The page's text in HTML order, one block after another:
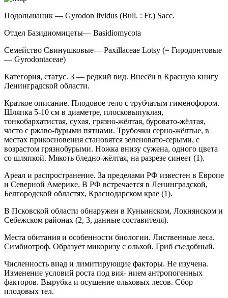
Подольшаник — Gyrodon lividus (Bull. : Fr.) Sacc.
Отдел Базидиомицеты— Basidiomycota
Семейство Свинушковые— Paxillaceae Lotsy (= Гиродонтовые
— Gyrodontaceae)
Категория, статус. 3 — редкий вид. Внесён в Красную книгу
Ленинградской обла­сти.
Краткое описание. Плодовое тело с трубчатым гименофором.
Шляпка 5-10 см в диаметре, плоско­выпуклая,
тонкобархатистая, сухая, грязно-жёлтая, буровато-жёлтая,
часто с ржаво-бурыми пятнами. Трубочки серно-жёлтые, в
местах прикосновения становятся зеленовато-серыми, с
возрастом грязно­бурыми. Ножка внизу сужена, одного цвета
со шляп­кой. Мякоть бледно-жёлтая, на разрезе синеет (1).
Ареал и распространение. За пределами РФ известен в Европе
и Северной Америке. В РФ встре­чается в Ленинградской,
Белгородской областях, Краснодарском крае (1).
В Псковской области обнаружен в Куньинском, Локнянском и
Себежском районах (2, 3, данные со­ставителя).
Места обитания и особенности биологии. Ли­ственные леса.
Симбиотроф. Образует микоризу с ольхой. Гриб съедобный.
Численность виад и лимитирующие факто­ры. Не изучена.
Изменение условий роста под вия- нием антропогенных
факторов. Вырубка и осушение ольховых лесов. Сбор
плодовых тел.